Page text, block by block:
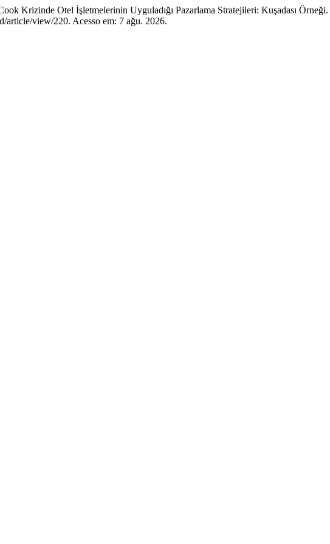
Otel İşletmelerinin Uyguladığı Pazarlama Stratejileri: Kuşadası Örneği.
article/view/220. Acesso em: 7 ağu. 2026.